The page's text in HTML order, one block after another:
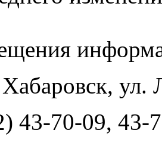
Хабаровск, ул.
43-70-09, 43-